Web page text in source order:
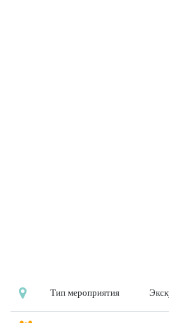
Тип мероприятия